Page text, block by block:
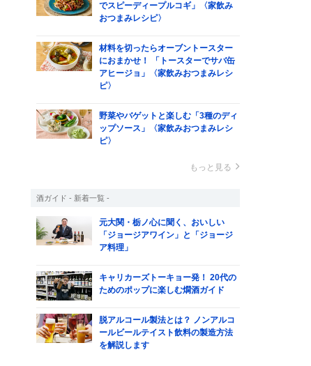
でスピーディープルコギ」〈家飲み
おつまみレシピ〉
材料を切ったらオーブントースター
におまかせ！ 「トースターでサバ缶
アヒージョ」〈家飲みおつまみレシ
ピ〉
野菜やバゲットと楽しむ「3種のディ
ップソース」〈家飲みおつまみレシ
ピ〉
もっと見る
酒ガイド - 新着一覧 -
元大関・栃ノ心に聞く、おいしい
「ジョージアワイン」と「ジョージ
ア料理」
キャリカーズトーキョー発！ 20代の
ためのポップに楽しむ燗酒ガイド
脱アルコール製法とは？ ノンアルコ
ールビールテイスト飲料の製造方法
を解説します